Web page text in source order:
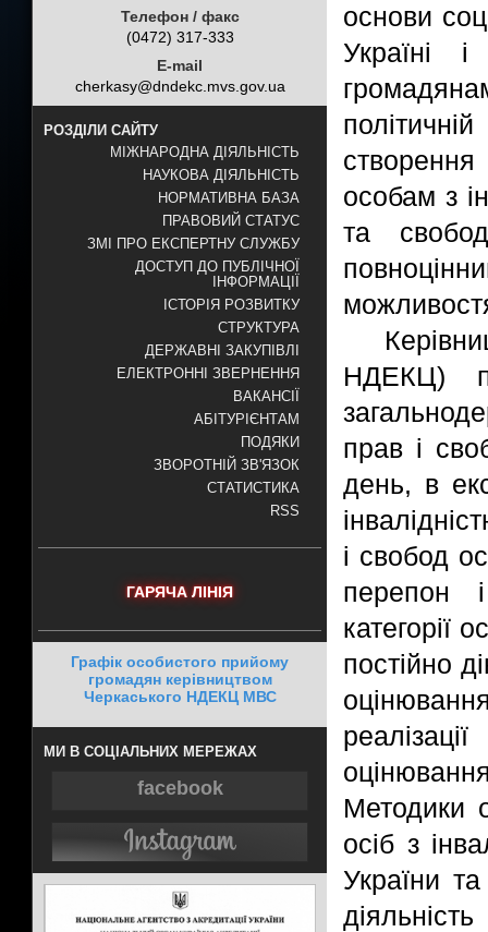
Телефон / факс
(0472) 317-333
E-mail
cherkasy@dndekc.mvs.gov.ua
РОЗДІЛИ САЙТУ
МІЖНАРОДНА ДІЯЛЬНІСТЬ
НАУКОВА ДІЯЛЬНІСТЬ
НОРМАТИВНА БАЗА
ПРАВОВИЙ СТАТУС
ЗМІ ПРО ЕКСПЕРТНУ СЛУЖБУ
ДОСТУП ДО ПУБЛІЧНОЇ
ІНФОРМАЦІЇ
ІСТОРІЯ РОЗВИТКУ
СТРУКТУРА
ДЕРЖАВНІ ЗАКУПІВЛІ
ЕЛЕКТРОННІ ЗВЕРНЕННЯ
ВАКАНСІЇ
АБІТУРІЄНТАМ
ПОДЯКИ
ЗВОРОТНІЙ ЗВ'ЯЗОК
СТАТИСТИКА
RSS
ГАРЯЧА ЛІНІЯ
Графік особистого прийому
громадян керівництвом
Черкаського НДЕКЦ МВС
МИ В СОЦІАЛЬНИХ МЕРЕЖАХ
facebook
основи
Україні
особам з
та
НДЕКЦ)
прав і
день, в
і свобод
перепон
категорії
постійно
Методики
осіб з
України